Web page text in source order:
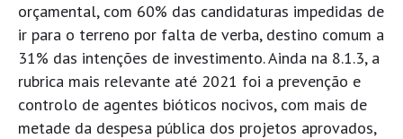
orçamental, com 60% das candidaturas impedidas de
ir para o terreno por falta de verba, destino comum a
31% das intenções de investimento. Ainda na 8.1.3, a
rubrica mais relevante até 2021 foi a prevenção e
controlo de agentes bióticos nocivos, com mais de
metade da despesa pública dos projetos aprovados,